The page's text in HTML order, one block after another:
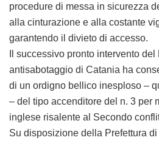
procedure di messa in sicurezza
alla cinturazione e alla costante
garantendo il divieto di accesso.
Il successivo pronto intervento
antisabotaggio di Catania ha
di un ordigno bellico inesploso –
– del tipo accenditore del n. 3 per
inglese risalente al Secondo
Su disposizione della Prefettura